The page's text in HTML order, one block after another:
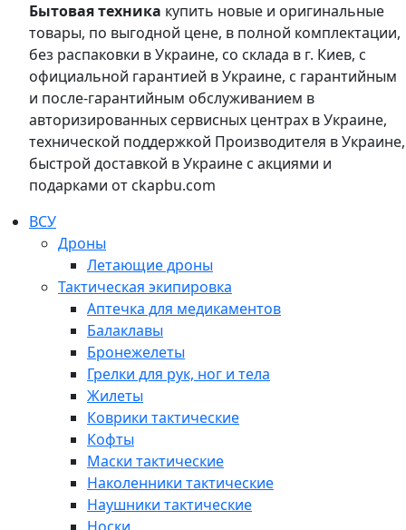
Бытовая техника купить новые и оригинальные
товары, по выгодной цене, в полной комплектации,
без распаковки в Украине, со склада в г. Киев, с
официальной гарантией в Украине, с гарантийным
и после-гарантийным обслуживанием в
авторизированных сервисных центрах в Украине,
технической поддержкой Производителя в Украине,
быстрой доставкой в Украине с акциями и
подарками от ckapbu.com
ВСУ
Дроны
Летающие дроны
Тактическая экипировка
Аптечка для медикаментов
Балаклавы
Бронежелеты
Грелки для рук, ног и тела
Жилеты
Коврики тактические
Кофты
Маски тактические
Наколенники тактические
Наушники тактические